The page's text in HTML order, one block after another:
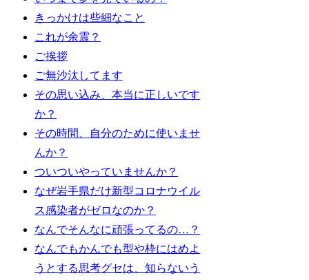
きっかけは些細なこと
これが余震？
ご挨拶
ご無沙汰してます
その思い込み、本当に正しいです
か？
その時間、自分のために使いませ
んか？
ついついやっていませんか？
なぜ岩手県だけ新型コロナウイル
ス感染者がゼロなのか？
なんでそんなに頑張ってるの…？
なんでもかんでも型や枠にはめよ
うとする思考グセは、知らないう